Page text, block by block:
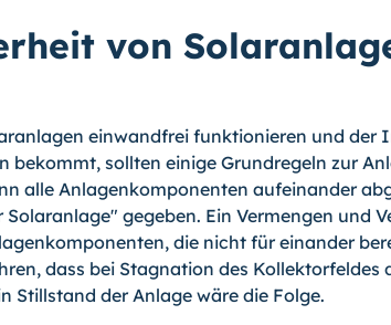
von
einwandfrei funktionieren und der
bekommt, sollten einige Grundregeln zur
alle Anlagenkomponenten aufeinander
gegeben. Ein Vermengen und
die nicht für einander
dass bei Stagnation des Kollektorfeldes
Stillstand der Anlage wäre die Folge.